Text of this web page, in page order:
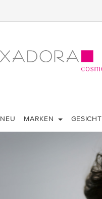
NEU MARKEN GESICHT